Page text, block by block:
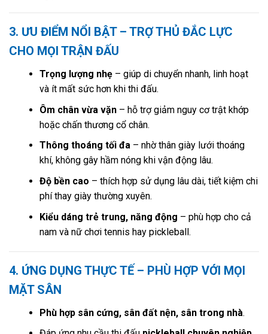
3. ƯU ĐIỂM NỔI BẬT – TRỢ THỦ ĐẮC LỰC
CHO MỌI TRẬN ĐẤU
Trọng lượng nhẹ– giúp di chuyển nhanh, linh hoạt
và ít mất sức hơn khi thi đấu.
Ôm chân vừa vặn– hỗ trợ giảm nguy cơ trật khớp
hoặc chấn thương cổ chân.
Thông thoáng tối đa– nhờ thân giày lưới thoáng
khí, không gây hầm nóng khi vận động lâu.
Độ bền cao – thích hợp sử dụng lâu dài, tiết kiệm chi
phí thay giày thường xuyên.
Kiểu dáng trẻ trung, năng động – phù hợp cho cả
nam và nữ chơi tennis hay pickleball.
4. ỨNG DỤNG THỰC TẾ – PHÙ HỢP VỚI MỌI
MẶT SÂN
Phù hợp sân cứng, sân đất nện, sân trong nhà.